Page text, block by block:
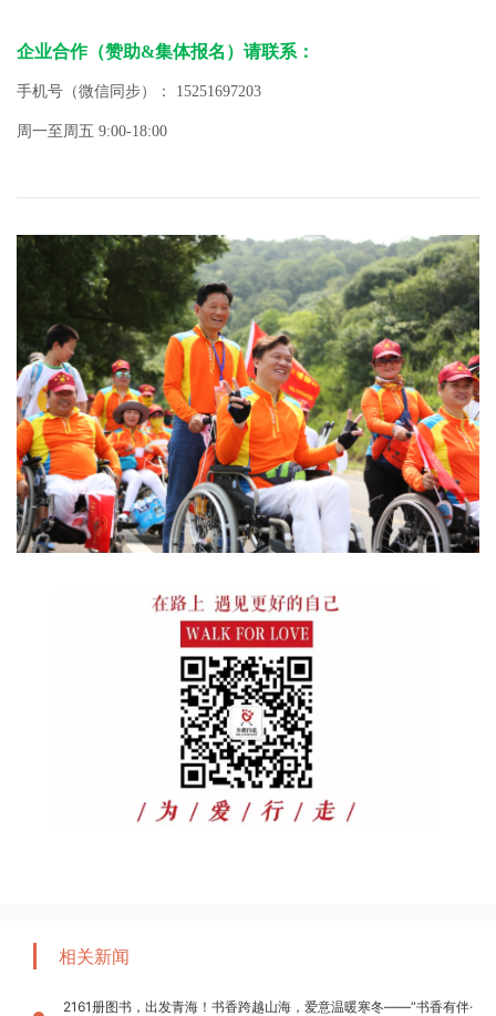
企业合作（赞助&集体报名）请联系：
手机号（微信同步）： 15251697203
周一至周五 9:00-18:00
相关新闻
2161册图书，出发青海！书香跨越山海，爱意温暖寒冬——“书香有伴·